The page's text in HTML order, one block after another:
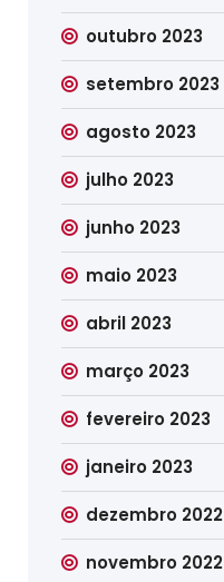
outubro 2023
setembro 2023
agosto 2023
julho 2023
junho 2023
maio 2023
abril 2023
março 2023
fevereiro 2023
janeiro 2023
dezembro 2022
novembro 2022